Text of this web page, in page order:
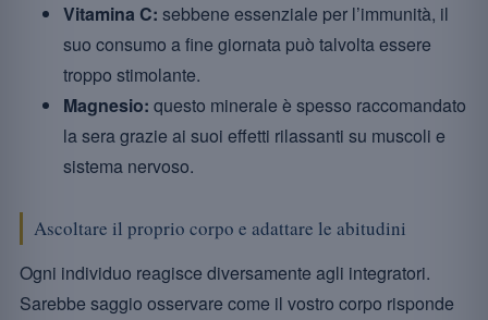
Vitamina C: sebbene essenziale per l’immunità, il
suo consumo a fine giornata può talvolta essere
troppo stimolante.
Magnesio: questo minerale è spesso raccomandato
la sera grazie ai suoi effetti rilassanti su muscoli e
sistema nervoso.
Ascoltare il proprio corpo e adattare le abitudini
Ogni individuo reagisce diversamente agli integratori.
Sarebbe saggio osservare come il vostro corpo risponde